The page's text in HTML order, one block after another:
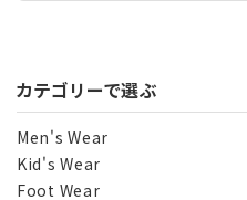
カテゴリーで選ぶ
Men's Wear
Kid's Wear
Foot Wear